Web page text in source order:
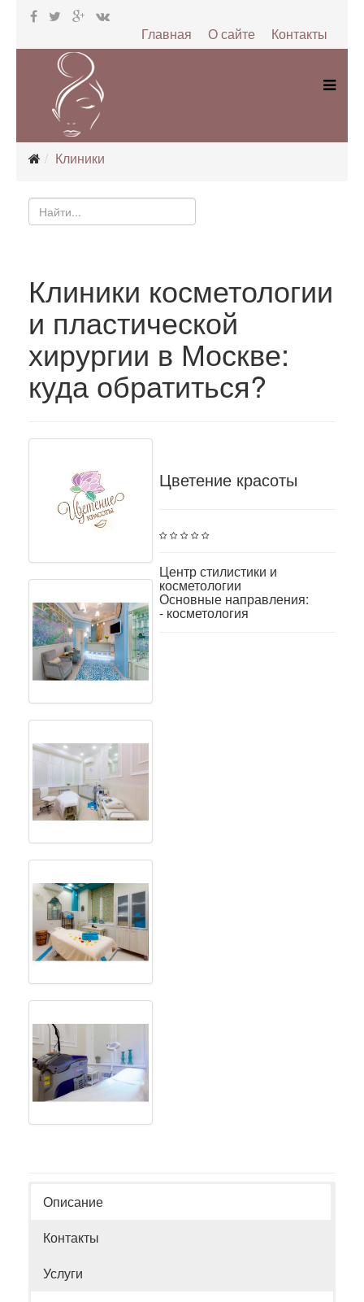
Контакты
О сайте
Главная
Клиники
Клиники косметологии
и пластической
хирургии в Москве:
куда обратиться?
Цветение красоты
Центр стилистики и
косметологии
Основные направления:
- косметология
Описание
Контакты
Услуги